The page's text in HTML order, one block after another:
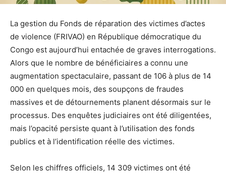
La gestion du Fonds de réparation des victimes d’actes
de violence (FRIVAO) en République démocratique du
Congo est aujourd’hui entachée de graves interrogations.
Alors que le nombre de bénéficiaires a connu une
augmentation spectaculaire, passant de 106 à plus de 14
000 en quelques mois, des soupçons de fraudes
massives et de détournements planent désormais sur le
processus. Des enquêtes judiciaires ont été diligentées,
mais l’opacité persiste quant à l’utilisation des fonds
publics et à l’identification réelle des victimes.
Selon les chiffres officiels, 14 309 victimes ont été